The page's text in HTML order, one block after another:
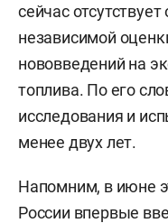
сейчас
независимой
нововведений на
топлива. По его
исследования и
менее двух лет.
Напомним, в июне
России впервые